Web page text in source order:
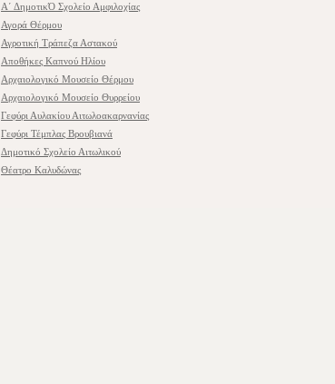
Α΄ ΔημοτικΌ Σχολείο Αμφιλοχίας
Αγορά Θέρμου
Αγροτική Τράπεζα Αστακού
Αποθήκες Καπνού Ηλίου
Αρχαιολογικό Μουσείο Θέρμου
Αρχαιολογικό Μουσείο Θυρρείου
Γεφύρι Αυλακίου Αιτωλοακαρνανίας
Γεφύρι Τέμπλας Βρουβιανά
Δημοτικό Σχολείο Αιτωλικού
Θέατρο Καλυδώνας